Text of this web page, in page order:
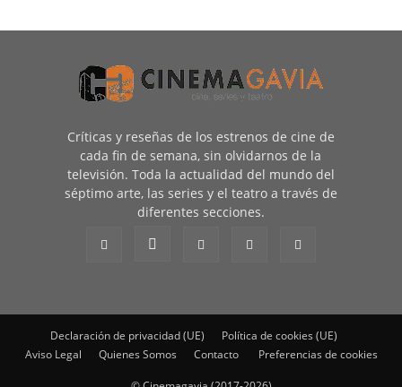
Críticas y reseñas de los estrenos de cine de
cada fin de semana, sin olvidarnos de la
televisión. Toda la actualidad del mundo del
séptimo arte, las series y el teatro a través de
diferentes secciones.
Declaración de privacidad (UE)
Política de cookies (UE)
Aviso Legal
Quienes Somos Contacto Preferencias de cookies